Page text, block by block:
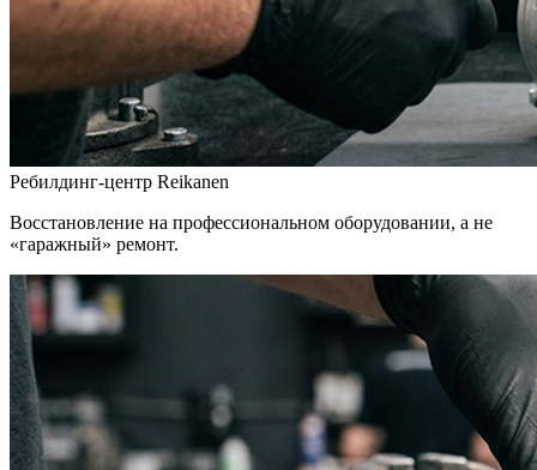
Ребилдинг-центр Reikanen
Восстановление на профессиональном оборудовании, а не
«гаражный» ремонт.